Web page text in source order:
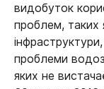
видобуток
проблем, таких
проблеми
яких не